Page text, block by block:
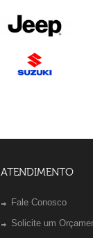
ATENDIMENTO
Fale Conosco
Solicite um